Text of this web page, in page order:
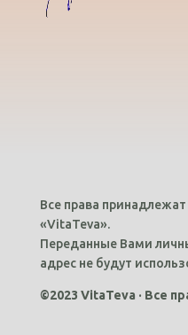
Все права
«VitaTeva».
Переданные Вами
адрес не будут
©2023 VitaTeva · Все